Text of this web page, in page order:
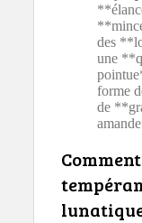
des
une
forme
de